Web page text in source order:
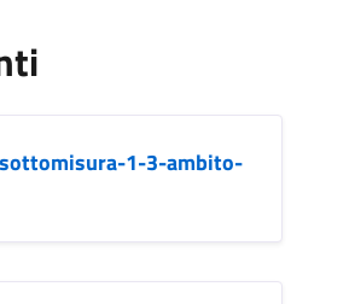
1-3-ambito-